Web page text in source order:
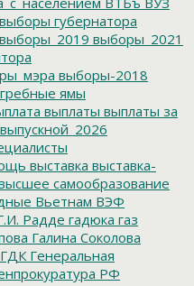
выборы губернатора
выборы_2019 выборы_2021
выборы-2018
ямы
выплаты выплаты за
выпускной_2026
выставка выставка-
самообразование
Вьетнам ВЭФ
Радде гадюка газ
Галина Соколова
ГДК Генеральная
РФ